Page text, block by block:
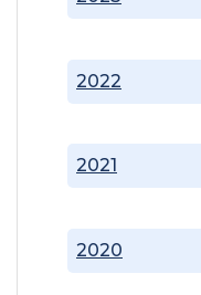
2020
2021
2022